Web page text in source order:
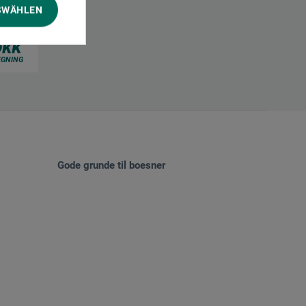
Gode grunde til boesner